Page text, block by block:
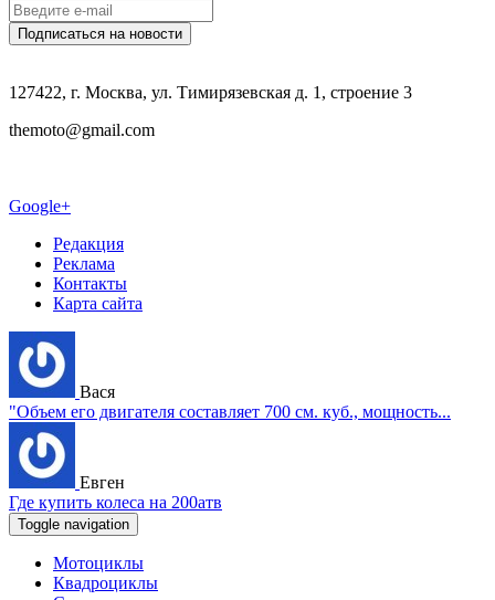
127422, г. Москва, ул. Тимирязевская д. 1, строение 3
themoto@gmail.com
Google+
Редакция
Реклама
Контакты
Карта сайта
Вася
"Объем его двигателя составляет 700 см. куб., мощность...
Евген
Где купить колеса на 200атв
Toggle navigation
Мотоциклы
Квадроциклы